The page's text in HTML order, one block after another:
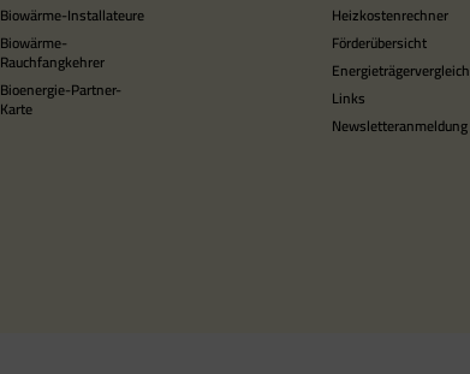
Biowärme-Installateure
Biowärme-
Rauchfangkehrer
Bioenergie-Partner-
Karte
Heizkostenrechner
Förderübersicht
Energieträgervergleich
Links
Newsletteranmeldung